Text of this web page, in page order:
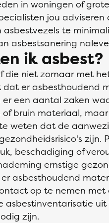
in woningen of
jou
te
asbestsanering
ik asbest?
die niet zomaar met
dat er asbesthoudend
een aantal zaken
of bruin materiaal,
weten dat de
zijn.
beschadiging of
ernstige
asbesthoudend
op te nemen met
asbestinventarisatie
zijn.